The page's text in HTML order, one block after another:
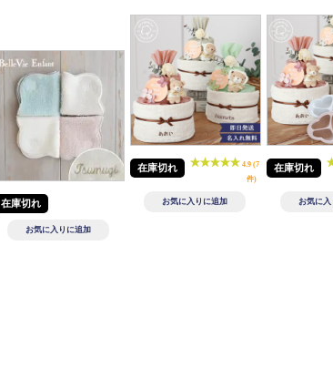
在庫切れ
在庫切れ
4.9 (7
件)
在庫切れ